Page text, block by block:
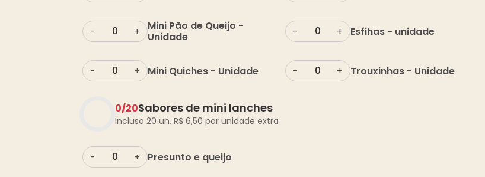
- +
Mini Pão de Queijo -
Unidade
- + Esfihas - unidade
- + Mini Quiches - Unidade - + Trouxinhas - Unidade
0/20Sabores de mini lanches
Incluso 20 un, R$ 6,50 por unidade extra
- + Presunto e queijo